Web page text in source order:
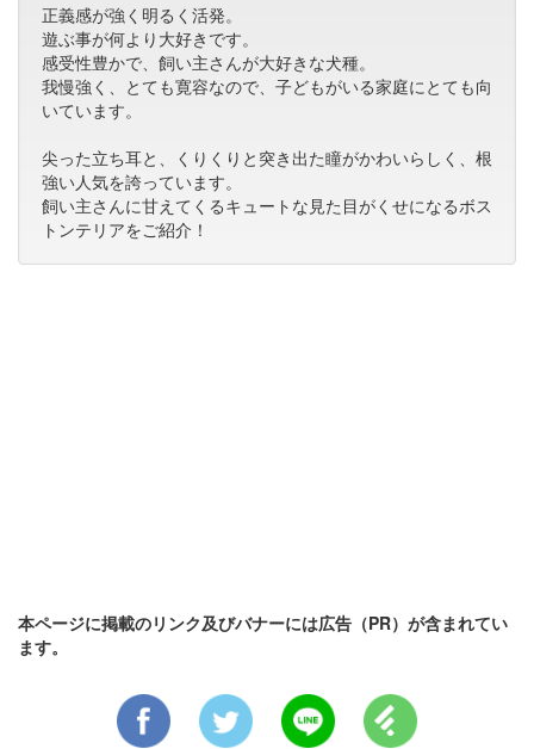
正義感が強く明るく活発。
遊ぶ事が何より大好きです。
感受性豊かで、飼い主さんが大好きな犬種。
我慢強く、とても寛容なので、子どもがいる家庭にとても向
いています。
尖った立ち耳と、くりくりと突き出た瞳がかわいらしく、根
強い人気を誇っています。
飼い主さんに甘えてくるキュートな見た目がくせになるボス
トンテリアをご紹介！
本ページに掲載のリンク及びバナーには広告（PR）が含まれてい
ます。